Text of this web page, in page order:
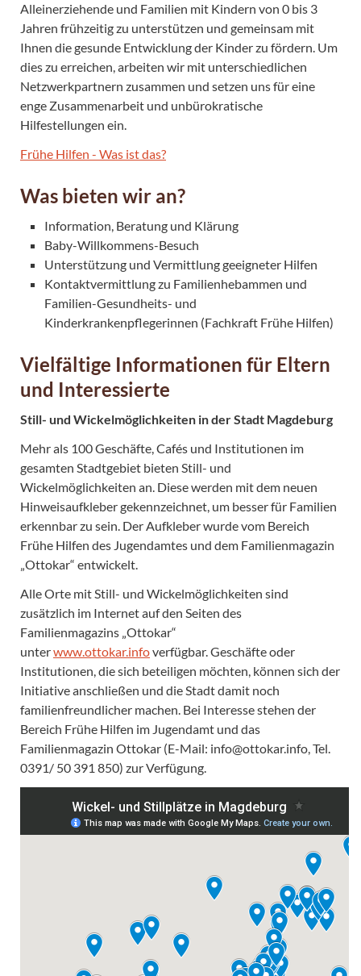
Alleinerziehende und Familien mit Kindern von 0 bis 3
Jahren frühzeitig zu unterstützen und gemeinsam mit
Ihnen die gesunde Entwicklung der Kinder zu fördern. Um
dies zu erreichen, arbeiten wir mit unterschiedlichen
Netzwerkpartnern zusammen und setzen uns für eine
enge Zusammenarbeit und unbürokratische
Hilfestellungen ein.
Frühe Hilfen - Was ist das?
Was bieten wir an?
Information, Beratung und Klärung
Baby-Willkommens-Besuch
Unterstützung und Vermittlung geeigneter Hilfen
Kontaktvermittlung zu Familienhebammen und
Familien-Gesundheits- und
Kinderkrankenpflegerinnen (Fachkraft Frühe Hilfen)
Vielfältige Informationen für Eltern
und Interessierte
Still- und Wickelmöglichkeiten in der Stadt Magdeburg
Mehr als 100 Geschäfte, Cafés und Institutionen im
gesamten Stadtgebiet bieten Still- und
Wickelmöglichkeiten an. Diese werden mit dem neuen
Hinweisaufkleber gekennzeichnet, um besser für Familien
erkennbar zu sein. Der Aufkleber wurde vom Bereich
Frühe Hilfen des Jugendamtes und dem Familienmagazin
„Ottokar“ entwickelt.
Alle Orte mit Still- und Wickelmöglichkeiten sind
zusätzlich im Internet auf den Seiten des
Familienmagazins „Ottokar“
unterwww.ottokar.infoverfügbar. Geschäfte oder
Institutionen, die sich beteiligen möchten, können sich der
Initiative anschließen und die Stadt damit noch
familienfreundlicher machen. Bei Interesse stehen der
Bereich Frühe Hilfen im Jugendamt und das
Familienmagazin Ottokar (E-Mail: info@ottokar.info, Tel.
0391/ 50 391 850) zur Verfügung.